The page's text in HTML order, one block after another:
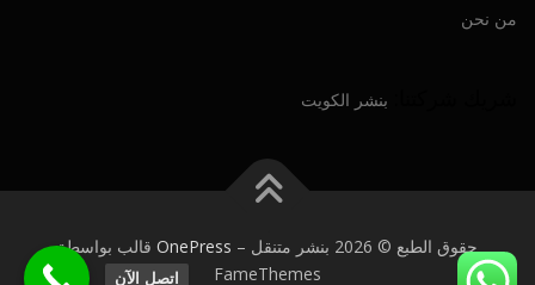
من نحن
بنشر الكويت
حقوق الطبع © 2026 بنشر متنقل –
OnePress قالب بواسطة
FameThemes
اتصل الآن